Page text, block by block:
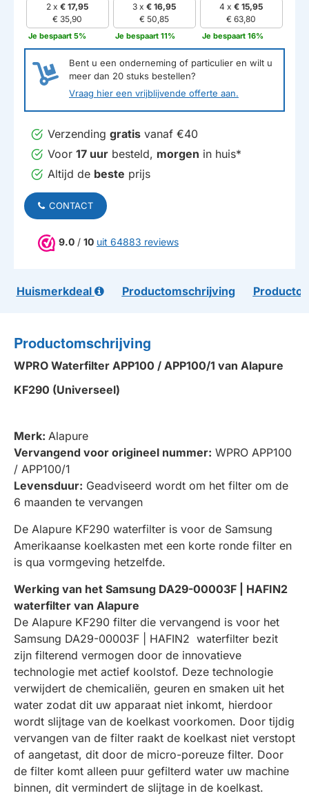
HUISMERK
2 x€ 17,95
€ 35,90
Je bespaart 5%
3 x€ 16,95
€ 50,85
Je bespaart 11%
4 x€ 15,95
€ 63,80
Je bespaart 16%
Bent u een onderneming of particulier en wilt u
meer dan 20 stuks bestellen?
Vraag hier een vrijblijvende offerte aan.
Verzending gratis vanaf €40
Voor 17 uur besteld, morgen in huis*
Altijd de beste prijs
CONTACT
9.0 / 10 uit 64883 reviews
Huismerkdeal Productomschrijving
Productomschrijving
WPRO Waterfilter APP100 / APP100/1 van Alapure
KF290 (Universeel)
Merk: Alapure
Vervangend voor origineel nummer: WPRO APP100
/ APP100/1
Levensduur: Geadviseerd wordt om het filter om de
6 maanden te vervangen
De Alapure KF290 waterfilter is voor de Samsung
Amerikaanse koelkasten met een korte ronde filter en
is qua vormgeving hetzelfde.
Werking van het Samsung DA29-00003F | HAFIN2
waterfilter van Alapure
De Alapure KF290 filter die vervangend is voor het
Samsung DA29-00003F | HAFIN2 waterfilter bezit
zijn filterend vermogen door de innovatieve
technologie met actief koolstof. Deze technologie
verwijdert de chemicaliën, geuren en smaken uit het
water zodat dit uw apparaat niet inkomt, hierdoor
wordt slijtage van de koelkast voorkomen. Door tijdig
vervangen van de filter raakt de koelkast niet verstopt
of aangetast, dit door de micro-poreuze filter. Door
de filter komt alleen puur gefilterd water uw machine
binnen, dit vermindert de slijtage in de koelkast.